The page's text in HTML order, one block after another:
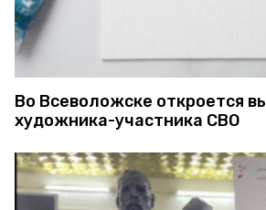
Во Всеволожске откроется
художника-участника СВО